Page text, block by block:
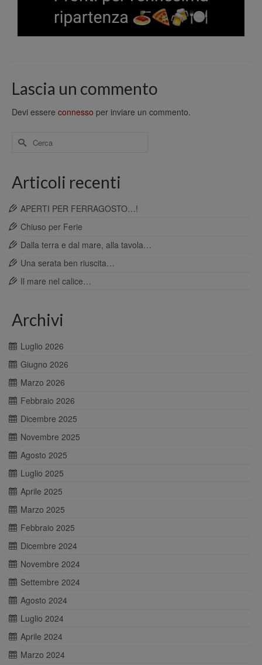
Lascia un commento
Devi essere connesso per inviare un commento.
Cerca
per:
Articoli recenti
APERTI PER FERRAGOSTO…!
Chiuso per Ferie
Dalla terra e dal mare, alla tavola…
Una serata ben riuscita…
Il mare nel calice…
Archivi
Luglio 2026
Giugno 2026
Marzo 2026
Febbraio 2026
Dicembre 2025
Novembre 2025
Agosto 2025
Luglio 2025
Aprile 2025
Marzo 2025
Febbraio 2025
Dicembre 2024
Novembre 2024
Settembre 2024
Agosto 2024
Luglio 2024
Aprile 2024
Marzo 2024